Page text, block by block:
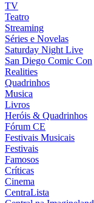
TV
Teatro
Streaming
Séries e Novelas
Saturday Night Live
San Diego Comic Con
Realities
Quadrinhos
Musica
Livros
Heróis & Quadrinhos
Fórum CE
Festivais Musicais
Festivais
Famosos
Críticas
Cinema
CentraLista